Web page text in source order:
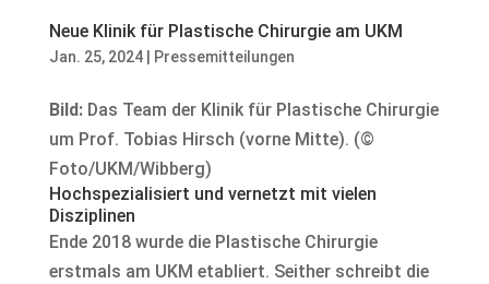
Neue Klinik für Plastische Chirurgie am UKM
Jan. 25, 2024| Pressemitteilungen
Bild:Das Team der Klinik für Plastische Chirurgie
um Prof. Tobias Hirsch (vorne Mitte). (©
Foto/UKM/Wibberg)
Hochspezialisiert und vernetzt mit vielen
Disziplinen
Ende 2018 wurde die Plastische Chirurgie
erstmals am UKM etabliert. Seither schreibt die